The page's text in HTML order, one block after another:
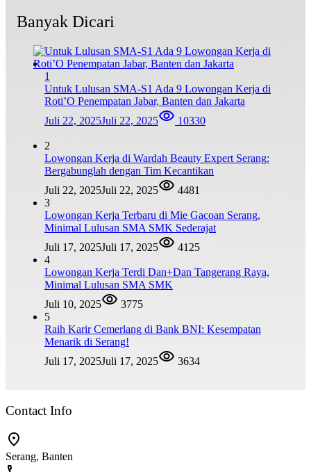
Banyak Dicari
1
Untuk Lulusan SMA-S1 Ada 9 Lowongan Kerja di
Roti’O Penempatan Jabar, Banten dan Jakarta
Juli 22, 2025Juli 22, 2025 10330
2
Lowongan Kerja di Wardah Beauty Expert Serang:
Bergabunglah dengan Tim Kecantikan
Juli 22, 2025Juli 22, 2025
4481
3
Lowongan Kerja Terbaru di Mie Gacoan Serang,
Minimal Lulusan SMA SMK Sederajat
Juli 17, 2025Juli 17, 2025
4125
4
Lowongan Kerja Terdi Dan+Dan Tangerang Raya,
Minimal Lulusan SMA SMK
Juli 10, 2025
3775
5
Raih Karir Cemerlang di Bank BNI: Kesempatan
Menarik di Serang!
Juli 17, 2025Juli 17, 2025 3634
Contact Info
Serang, Banten